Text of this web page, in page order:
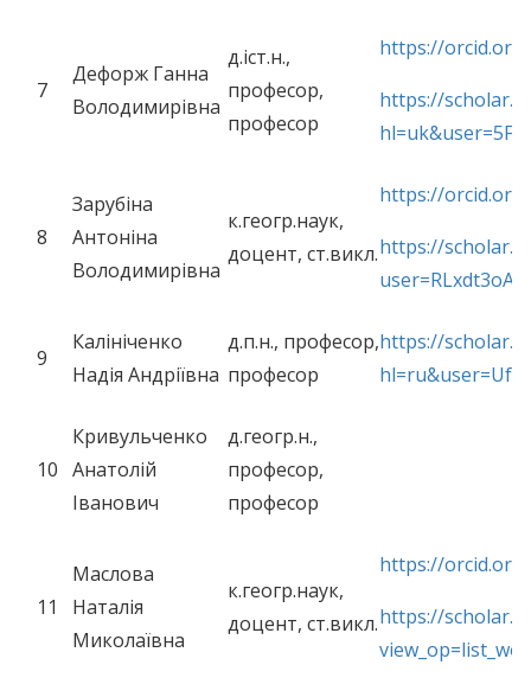
7
Дефорж Ганна
Володимирівна
д.іст.н.,
професор,
професор
https://
https://
8
Зарубіна
Антоніна
Володимирівна
к.геогр.наук,
доцент, ст.викл.
https://
https://
9
Калініченко
Надія Андріївна
д.п.н., професор,
професор
https://
10
Кривульченко
Анатолій
Іванович
д.геогр.н.,
професор,
професор
11
Маслова
Наталія
Миколаївна
к.геогр.наук,
доцент, ст.викл.
https://
https://